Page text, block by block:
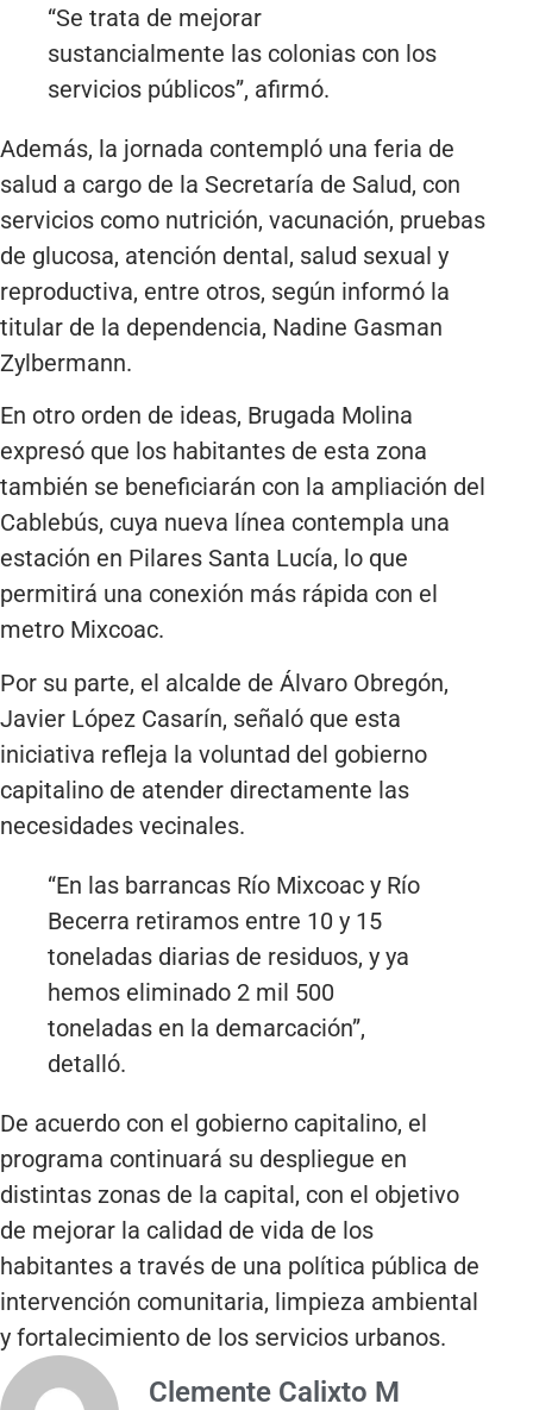
“Se trata de mejorar
sustancialmente las colonias con los
servicios públicos”, afirmó.
Además, la jornada contempló una feria de
salud a cargo de la Secretaría de Salud, con
servicios como nutrición, vacunación, pruebas
de glucosa, atención dental, salud sexual y
reproductiva, entre otros, según informó la
titular de la dependencia, Nadine Gasman
Zylbermann.
En otro orden de ideas, Brugada Molina
expresó que los habitantes de esta zona
también se beneficiarán con la ampliación del
Cablebús, cuya nueva línea contempla una
estación en Pilares Santa Lucía, lo que
permitirá una conexión más rápida con el
metro Mixcoac.
Por su parte, el alcalde de Álvaro Obregón,
Javier López Casarín, señaló que esta
iniciativa refleja la voluntad del gobierno
capitalino de atender directamente las
necesidades vecinales.
“En las barrancas Río Mixcoac y Río
Becerra retiramos entre 10 y 15
toneladas diarias de residuos, y ya
hemos eliminado 2 mil 500
toneladas en la demarcación”,
detalló.
De acuerdo con el gobierno capitalino, el
programa continuará su despliegue en
distintas zonas de la capital, con el objetivo
de mejorar la calidad de vida de los
habitantes a través de una política pública de
intervención comunitaria, limpieza ambiental
y fortalecimiento de los servicios urbanos.
Clemente Calixto M